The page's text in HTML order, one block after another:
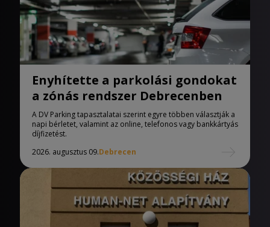
Enyhítette a parkolási gondokat
a zónás rendszer Debrecenben
A DV Parking tapasztalatai szerint egyre többen választják a
napi bérletet, valamint az online, telefonos vagy bankkártyás
díjfizetést.
2026. augusztus 09.Debrecen